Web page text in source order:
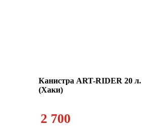
Канистра ART-RIDER 20 л.
(Хаки)
2 700